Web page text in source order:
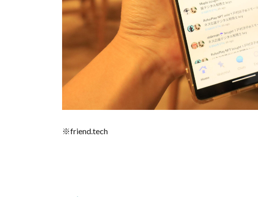
※friend.tech